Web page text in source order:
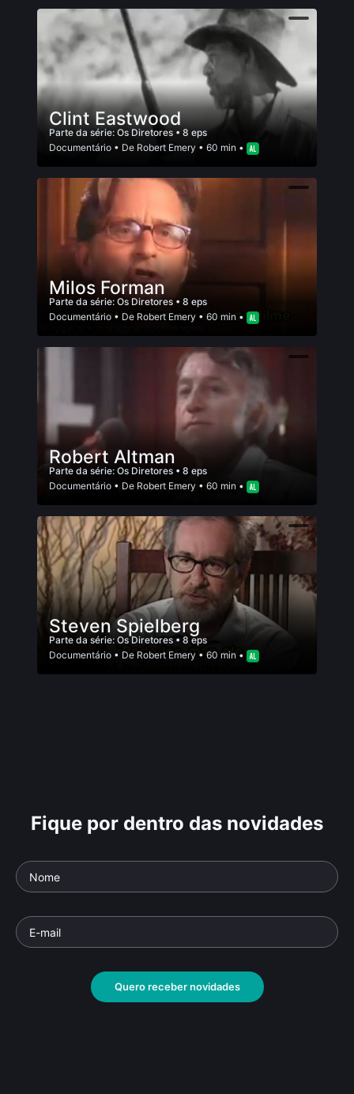
Clint Eastwood
Parte da série: Os Diretores • 8 eps
Documentário • De Robert Emery • 60 min •
Milos Forman
Parte da série: Os Diretores • 8 eps
Documentário • De Robert Emery • 60 min •
Robert Altman
Parte da série: Os Diretores • 8 eps
Documentário • De Robert Emery • 60 min •
Steven Spielberg
Parte da série: Os Diretores • 8 eps
Documentário • De Robert Emery • 60 min •
Fique por dentro das novidades
Quero receber novidades